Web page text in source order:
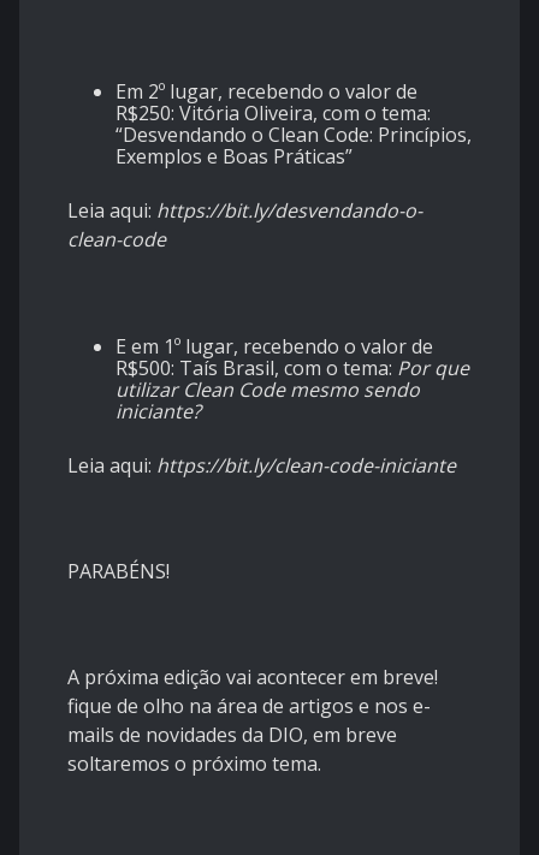
Em 2º lugar, recebendo o valor de
R$250: Vitória Oliveira, com o tema:
“Desvendando o Clean Code: Princípios,
Exemplos e Boas Práticas”
Leia aqui: https://bit.ly/desvendando-o-
clean-code
E em 1º lugar, recebendo o valor de
R$500: Taís Brasil, com o tema: Por que
utilizar Clean Code mesmo sendo
iniciante?
Leia aqui: https://bit.ly/clean-code-iniciante
PARABÉNS!
A próxima edição vai acontecer em breve!
fique de olho na área de artigos e nos e-
mails de novidades da DIO, em breve
soltaremos o próximo tema.